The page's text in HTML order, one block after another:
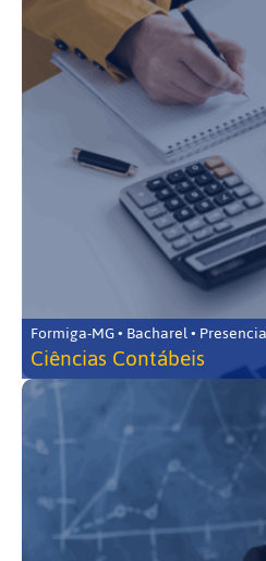
Formiga-MG • Bacharel •
Ciências Contábeis